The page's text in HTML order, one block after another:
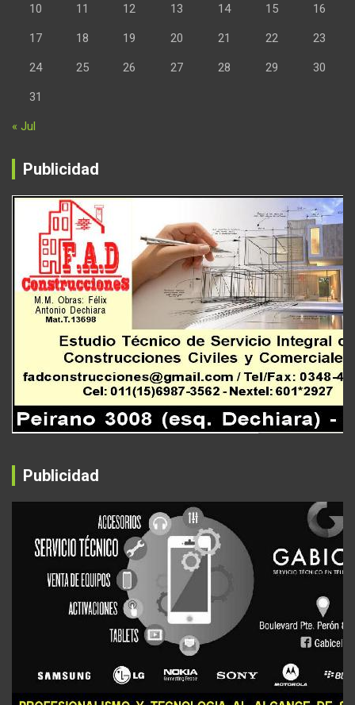
10 11 12 13 14 15 16
17 18 19 20 21 22 23
24 25 26 27 28 29 30
31
« Jul
Publicidad
Publicidad